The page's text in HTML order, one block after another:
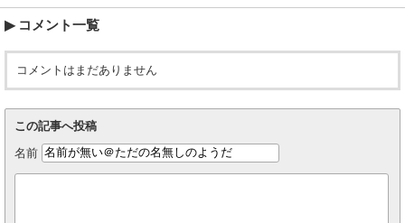
コメント一覧
コメントはまだありません
この記事へ投稿
名前